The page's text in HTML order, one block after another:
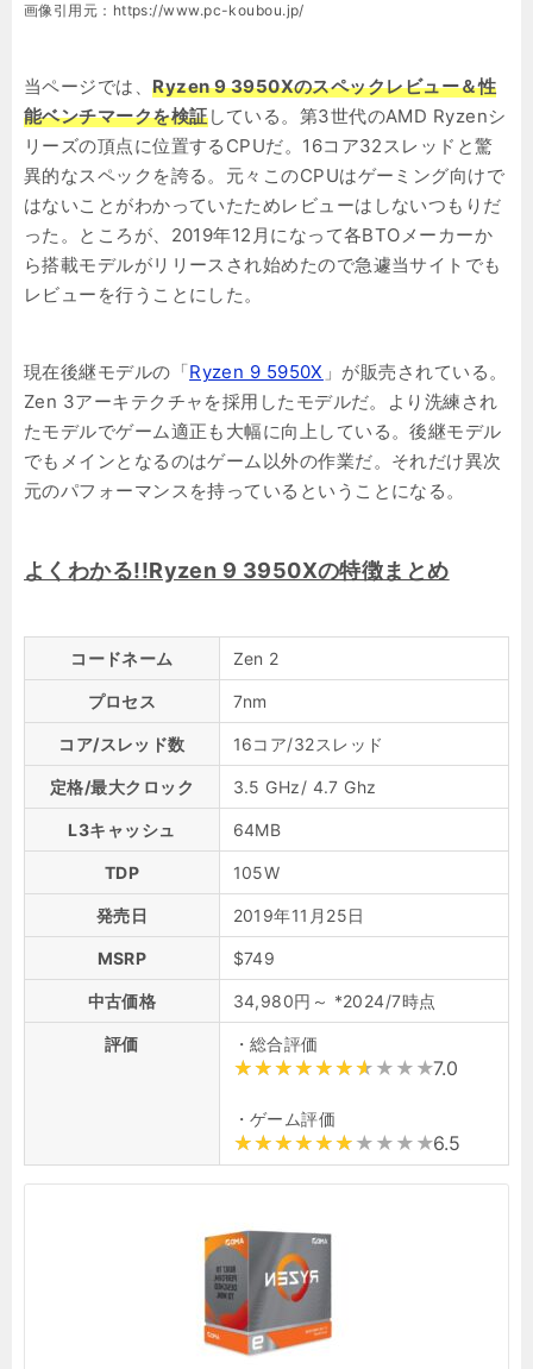
画像引用元：https://www.pc-koubou.jp/
当ページでは、Ryzen 9 3950Xのスペックレビュー＆性
能ベンチマークを検証している。第3世代のAMD Ryzenシ
リーズの頂点に位置するCPUだ。16コア32スレッドと驚
異的なスペックを誇る。元々このCPUはゲーミング向けで
はないことがわかっていたためレビューはしないつもりだ
った。ところが、2019年12月になって各BTOメーカーか
ら搭載モデルがリリースされ始めたので急遽当サイトでも
レビューを行うことにした。
現在後継モデルの「Ryzen 9 5950X 」が販売されている。
Zen 3アーキテクチャを採用したモデルだ。より洗練され
たモデルでゲーム適正も大幅に向上している。後継モデル
でもメインとなるのはゲーム以外の作業だ。それだけ異次
元のパフォーマンスを持っているということになる。
よくわかる!!Ryzen 9 3950Xの特徴まとめ
コードネーム Zen 2
プロセス 7nm
コア/スレッド数 16コア/32スレッド
定格/最大クロック 3.5 GHz/ 4.7 Ghz
L3キャッシュ 64MB
TDP 105W
発売日 2019年11月25日
MSRP $749
中古価格 34,980円～ *2024/7時点
評価 ・総合評価
7.0
・ゲーム評価
6.5